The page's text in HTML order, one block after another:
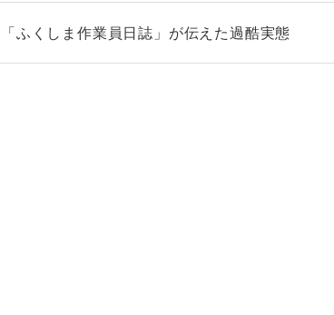
ふくしま作業員日誌」が伝えた過酷実態